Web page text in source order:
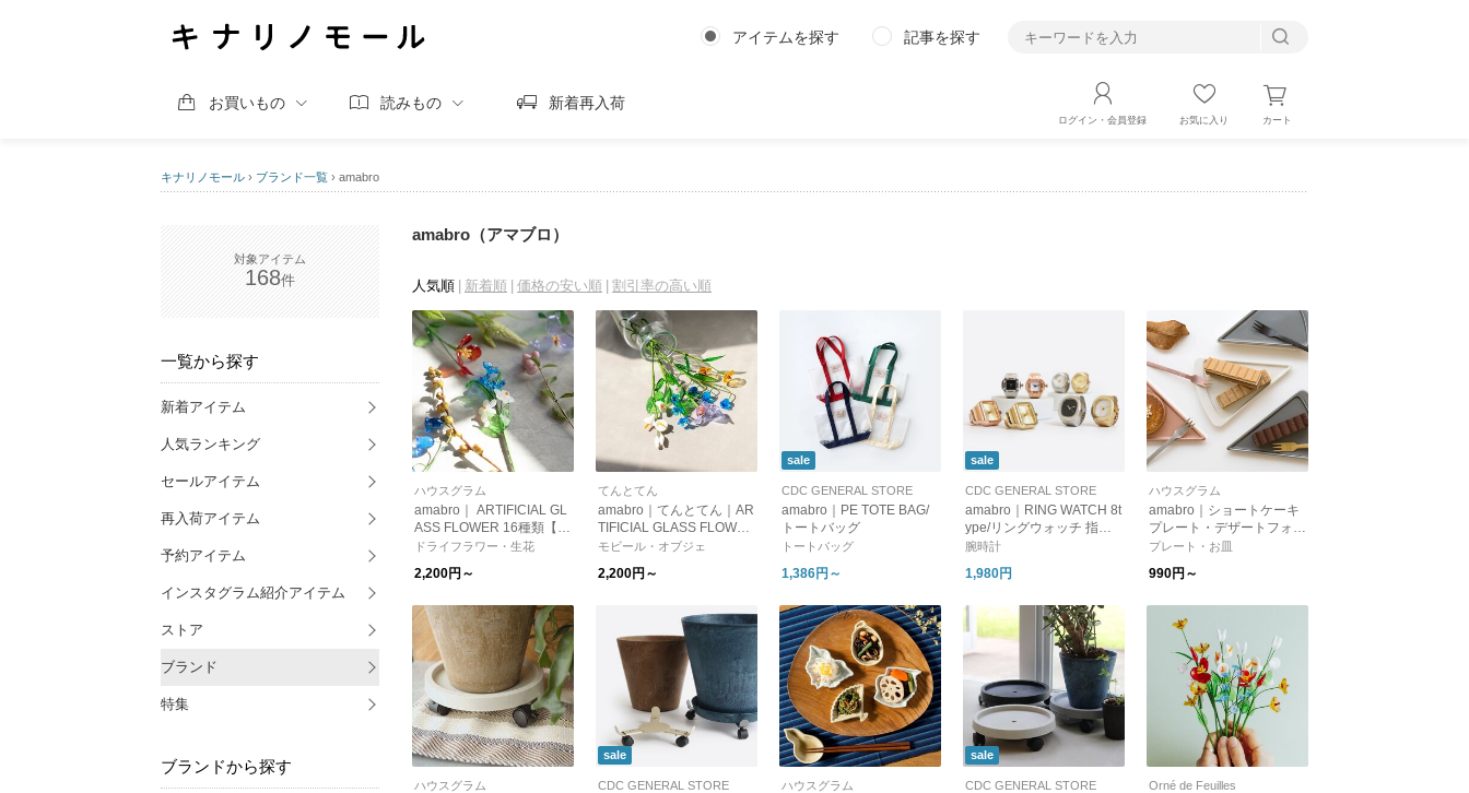
アイテムを探す 記事を探す
お買いもの 読みもの 新着再入荷
ログイン・会員登録 お気に入り カート
キナリノモール › ブランド一覧 › amabro
168
一覧から探す
新着アイテム
人気ランキング
セールアイテム
再入荷アイテム
予約アイテム
インスタグラム紹介アイテム
ストア
ブランド
特集
ブランドから探す
amabro（アマブロ）
人気順 新着順 価格の安い順 割引率の高い順
ハウスグラム
amabro｜ ARTIFICIAL GL
ASS FLOWER 16種類【イ
ンテリア ガラス製 オブジ
ドライフラワー・生花
2,200円～
てんとてん
amabro｜てんとてん｜AR
TIFICIAL GLASS FLOWER
母の日 ホワイトデー
モビール・オブジェ
2,200円～
sale
CDC GENERAL STORE
amabro｜PE TOTE BAG/
トートバッグ
トートバッグ
1,386円～
sale
CDC GENERAL STORE
amabro｜RING WATCH 8t
ype/リングウォッチ 指輪
時計
腕時計
1,980円
ハウスグラム
amabro｜ショートケーキ
プレート・デザートフォー
ク【ギフト】【新生活】
プレート・お皿
990円～
ハウスグラム
sale
CDC GENERAL STORE ハウスグラム
sale
CDC GENERAL STORE Orné de Feuilles